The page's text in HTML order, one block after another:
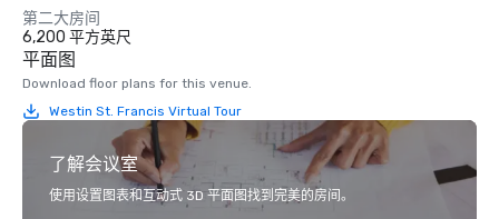
第二大房间
6,200 平方英尺
平面图
Download floor plans for this venue.
Westin St. Francis Virtual Tour
了解会议室
使用设置图表和互动式 3D 平面图找到完美的房间。